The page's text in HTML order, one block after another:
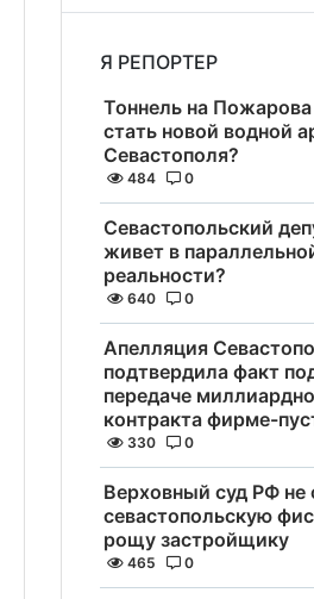
Я РЕПОРТЕР
Тоннель на
стать новой водной
Севастополя?
484 0
Севастопольский
живет в
реальности?
640 0
Апелляция
подтвердила факт
передаче
контракта фирме-
330 0
Верховный суд РФ не
севастопольскую
рощу застройщику
465 0